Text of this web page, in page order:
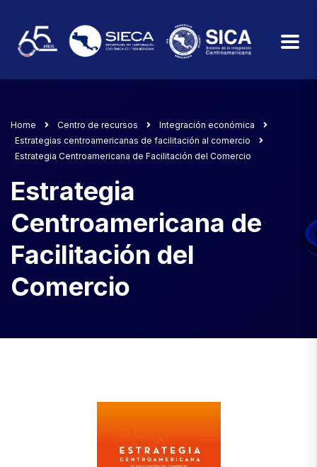
Home Centro de recursos
Integración económica
Estrategias centroamericanas de facilitación al comercio
Estrategia Centroamericana de Facilitación del Comercio
Estrategia
Centroamericana de
Facilitación del
Comercio